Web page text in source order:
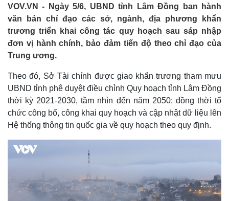
Việc làm
Biển đảo
VOV.VN - Ngày 5/6, UBND tỉnh Lâm Đồng ban hành
văn bản chỉ đạo các sở, ngành, địa phương khẩn
trương triển khai công tác quy hoạch sau sáp nhập
đơn vị hành chính, bảo đảm tiến độ theo chỉ đạo của
Trung ương.
Theo đó, Sở Tài chính được giao khẩn trương tham mưu
UBND tỉnh phê duyệt điều chỉnh Quy hoạch tỉnh Lâm Đồng
thời kỳ 2021-2030, tầm nhìn đến năm 2050; đồng thời tổ
chức công bố, công khai quy hoạch và cập nhật dữ liệu lên
Hệ thống thông tin quốc gia về quy hoạch theo quy định.